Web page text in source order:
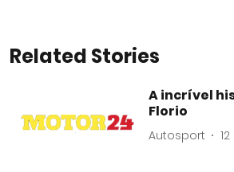
Related Stories
A incrível
Florio
Autosport